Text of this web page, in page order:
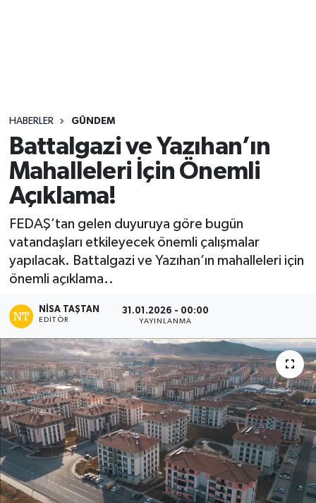
HABERLER GÜNDEM
Battalgazi ve Yazıhan’ın
Mahalleleri İçin Önemli
Açıklama!
FEDAŞ’tan gelen duyuruya göre bugün
vatandaşları etkileyecek önemli çalışmalar
yapılacak. Battalgazi ve Yazıhan’ın mahalleleri için
önemli açıklama..
NISA TAŞTAN
EDITÖR
31.01.2026 - 00:00
YAYINLANMA
Yaşam